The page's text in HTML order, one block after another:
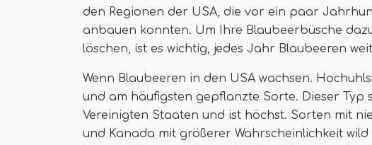
den Regionen der USA, die vor ein paar
anbauen konnten. Um Ihre Blaubeerbüsche
löschen, ist es wichtig, jedes Jahr Blaubeeren
Wenn Blaubeeren in den USA wachsen.
und am häufigsten gepflanzte Sorte. Dieser Typ
Vereinigten Staaten und ist höchst. Sorten mit
und Kanada mit größerer Wahrscheinlichkeit